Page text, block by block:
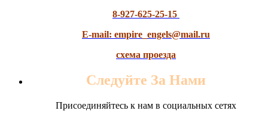
8-927-625-25-15
E-mail: empire_engels@mail.ru
схема проезда
Следуйте За Нами
Присоединяйтесь к нам в социальных сетях